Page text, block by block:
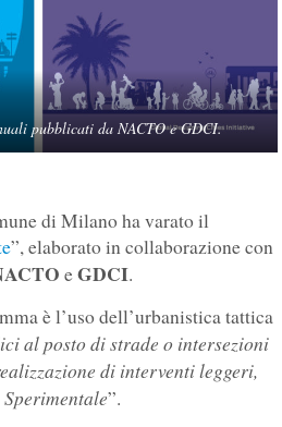
pubblicati da NACTO e GDCI.
di Milano ha varato il
”, elaborato in collaborazione con
eGDCI.
è l’uso dell’urbanistica tattica
al posto di strade o intersezioni
di interventi leggeri,
”.